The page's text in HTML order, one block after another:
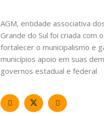
AGM, entidade associativa
Grande do Sul foi criada com
fortalecer o municipalismo e
municípios apoio em suas
governos estadual e federal